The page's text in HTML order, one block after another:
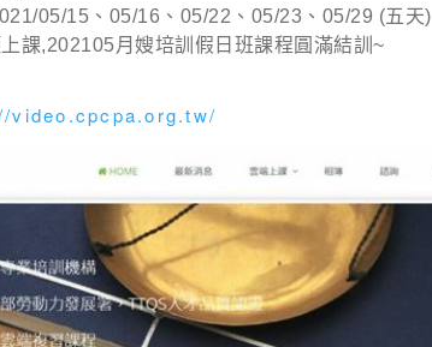
05/15、05/16、05/22、05/23、05/29 (五天)
課,202105月嫂培訓假日班課程圓滿結訓~
video.cpcpa.org.tw/